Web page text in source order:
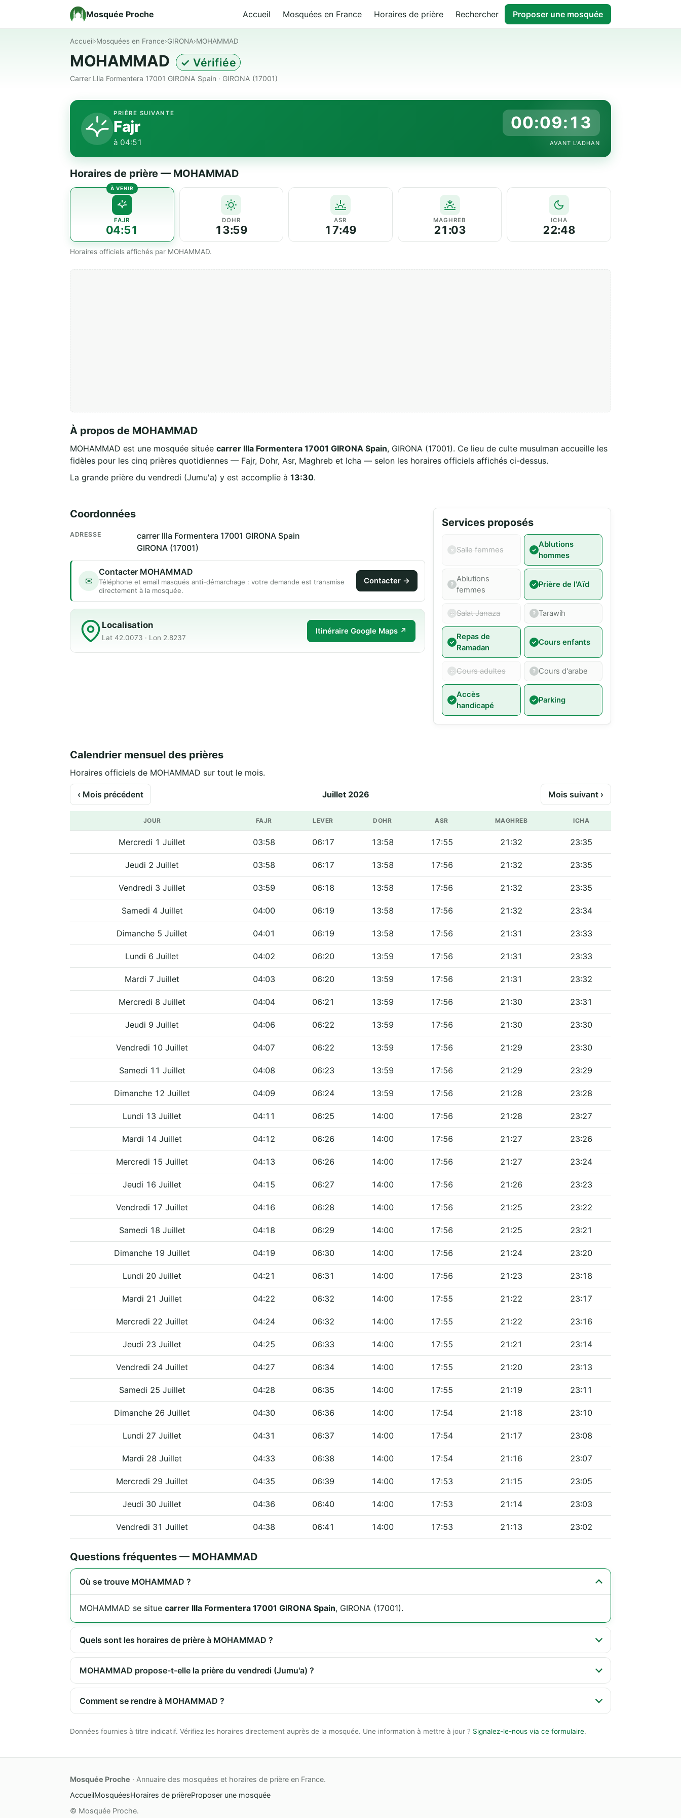
Mosquée Proche Accueil Mosquées en France Horaires de prière Rechercher Proposer une mosquée
Accueil›Mosquées en France›GIRONA›MOHAMMAD
MOHAMMAD ✓ Vérifiée
Carrer Llla Formentera 17001 GIRONA Spain · GIRONA (17001)
PRIÈRE SUIVANTE
Fajr
à 04:51
00:09:12
AVANT L'ADHAN
Horaires de prière — MOHAMMAD
FAJR
04:51
DOHR
13:59
ASR
17:49
MAGHREB
21:03
ICHA
22:48
Horaires officiels affichés par MOHAMMAD.
À propos de MOHAMMAD
MOHAMMAD est une mosquée située carrer llla Formentera 17001 GIRONA Spain, GIRONA (17001). Ce lieu de culte musulman accueille les
fidèles pour les cinq prières quotidiennes — Fajr, Dohr, Asr, Maghreb et Icha — selon les horaires officiels affichés ci-dessus.
La grande prière du vendredi (Jumu'a) y est accomplie à 13:30.
Coordonnées
ADRESSE
carrer llla Formentera 17001 GIRONA Spain
GIRONA (17001)
✉
Contacter MOHAMMAD
Téléphone et email masqués anti-démarchage : votre demande est transmise
directement à la mosquée.
Contacter →
Localisation
Lat 42.0073 · Lon 2.8237
Itinéraire Google Maps ↗
Services proposés
Salle femmes
Ablutions
hommes
Ablutions
femmes
Prière de l'Aïd
Salat Janaza Tarawih
Repas de
Ramadan
Cours enfants
Cours adultes Cours d'arabe
Accès
handicapé
Parking
Calendrier mensuel des prières
Horaires officiels de MOHAMMAD sur tout le mois.
‹ Mois précédent Juillet 2026 Mois suivant ›
JOUR FAJR LEVER DOHR ASR MAGHREB ICHA
Mercredi 1 Juillet 03:58 06:17 13:58 17:55 21:32 23:35
Jeudi 2 Juillet 03:58 06:17 13:58 17:56 21:32 23:35
Vendredi 3 Juillet 03:59 06:18 13:58 17:56 21:32 23:35
Samedi 4 Juillet 04:00 06:19 13:58 17:56 21:32 23:34
Dimanche 5 Juillet 04:01 06:19 13:58 17:56 21:31 23:33
Lundi 6 Juillet 04:02 06:20 13:59 17:56 21:31 23:33
Mardi 7 Juillet 04:03 06:20 13:59 17:56 21:31 23:32
Mercredi 8 Juillet 04:04 06:21 13:59 17:56 21:30 23:31
Jeudi 9 Juillet 04:06 06:22 13:59 17:56 21:30 23:30
Vendredi 10 Juillet 04:07 06:22 13:59 17:56 21:29 23:30
Samedi 11 Juillet 04:08 06:23 13:59 17:56 21:29 23:29
Dimanche 12 Juillet 04:09 06:24 13:59 17:56 21:28 23:28
Lundi 13 Juillet 04:11 06:25 14:00 17:56 21:28 23:27
Mardi 14 Juillet 04:12 06:26 14:00 17:56 21:27 23:26
Mercredi 15 Juillet 04:13 06:26 14:00 17:56 21:27 23:24
Jeudi 16 Juillet 04:15 06:27 14:00 17:56 21:26 23:23
Vendredi 17 Juillet 04:16 06:28 14:00 17:56 21:25 23:22
Samedi 18 Juillet 04:18 06:29 14:00 17:56 21:25 23:21
Dimanche 19 Juillet 04:19 06:30 14:00 17:56 21:24 23:20
Lundi 20 Juillet 04:21 06:31 14:00 17:56 21:23 23:18
Mardi 21 Juillet 04:22 06:32 14:00 17:55 21:22 23:17
Mercredi 22 Juillet 04:24 06:32 14:00 17:55 21:22 23:16
Jeudi 23 Juillet 04:25 06:33 14:00 17:55 21:21 23:14
Vendredi 24 Juillet 04:27 06:34 14:00 17:55 21:20 23:13
Samedi 25 Juillet 04:28 06:35 14:00 17:55 21:19 23:11
Dimanche 26 Juillet 04:30 06:36 14:00 17:54 21:18 23:10
Lundi 27 Juillet 04:31 06:37 14:00 17:54 21:17 23:08
Mardi 28 Juillet 04:33 06:38 14:00 17:54 21:16 23:07
Mercredi 29 Juillet 04:35 06:39 14:00 17:53 21:15 23:05
Jeudi 30 Juillet 04:36 06:40 14:00 17:53 21:14 23:03
Vendredi 31 Juillet 04:38 06:41 14:00 17:53 21:13 23:02
Questions fréquentes — MOHAMMAD
Où se trouve MOHAMMAD ?
MOHAMMAD se situe carrer llla Formentera 17001 GIRONA Spain, GIRONA (17001).
Quels sont les horaires de prière à MOHAMMAD ?
MOHAMMAD propose-t-elle la prière du vendredi (Jumu'a) ?
Comment se rendre à MOHAMMAD ?
Données fournies à titre indicatif. Vérifiez les horaires directement auprès de la mosquée. Une information à mettre à jour ? Signalez-le-nous via ce formulaire.
Mosquée Proche · Annuaire des mosquées et horaires de prière en France.
AccueilMosquéesHoraires de prièreProposer une mosquée
© Mosquée Proche.